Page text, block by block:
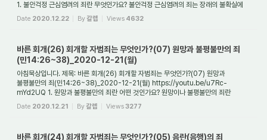
1. 불안걱정 근심염려의 죄란 무엇인가요? 불안걱정 근심염려의 죄는 장래의 불확실에
대한 두려움, 어...
Date 2020.12.22 By갈렙 Views 4632
바른 회개(26) 회개할 자범죄는 무엇인가?(07) 원망과 불평불만의 죄
(민14:26~38)_2020-12-21(월)
아침묵상입니다. 제목: 바른 회개(26) 회개할 자범죄는 무엇인가?(07) 원망과
불평불만의 죄(민14:26~38)_2020-12-21(월) https://youtu.be/u7Rc-
mYd2UQ 1. 원망과 불평불만의 죄란 어떤 것인가요? 원망이나 불평불만의 죄란
무엇인가를 두고서 못마땅하게 여...
Date 2020.12.21 By갈렙 Views3277
바른 회개(24) 회개할 자범죄는 무엇인가?(05) 음란(음행)의 죄